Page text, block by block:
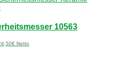
10563
€ Netto